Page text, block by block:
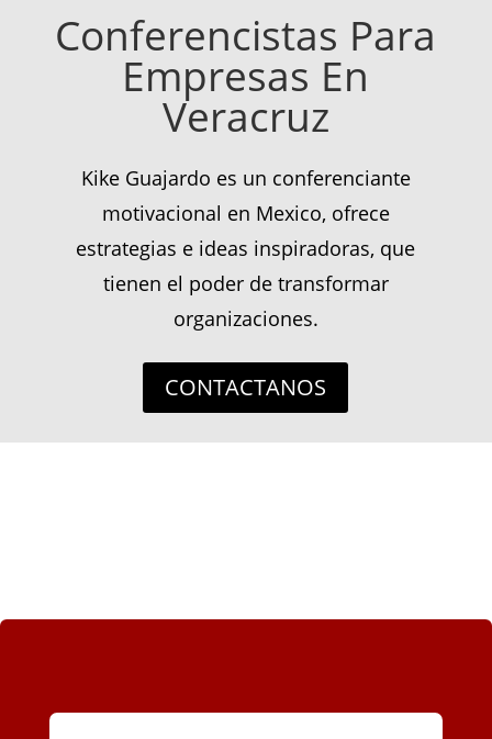
Conferencistas Para
Empresas En
Veracruz
Kike Guajardo es un conferenciante
motivacional en Mexico, ofrece
estrategias e ideas inspiradoras, que
tienen el poder de transformar
organizaciones.
CONTACTANOS